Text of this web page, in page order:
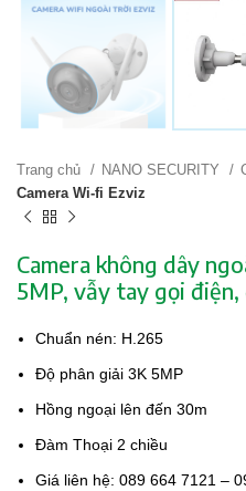
Trang chủ NANO SECURITY
Camera Wi-fi Ezviz
Camera không dây
5MP, vẫy tay gọi
Chuẩn nén: H.265
Độ phân giải 3K 5MP
Hồng ngoại lên đến 30m
Đàm Thoại 2 chiều
Giá liên hệ: 089 664 7121 –